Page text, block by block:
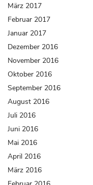
März 2017
Februar 2017
Januar 2017
Dezember 2016
November 2016
Oktober 2016
September 2016
August 2016
Juli 2016
Juni 2016
Mai 2016
April 2016
März 2016